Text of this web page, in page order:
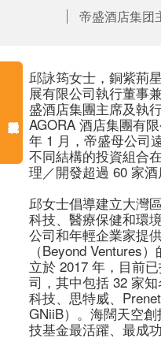
帝盛酒店集团
邱詠筠女士，銅紫荊
展有限公司執行董事
盛酒店集團主席及執
AGORA 酒店集團有
年 1 月，帝盛母公司
不同結構的投資組合
理／開發超過 60 家酒
邱女士倡導建立大灣
科技、醫療保健和環
公司和年輕企業家提
（Beyond Ventures
立於 2017 年，目前
司，其中包括 32 家
科技、思特威、
GNiiB）。海闊天空
技基金最活躍、最成